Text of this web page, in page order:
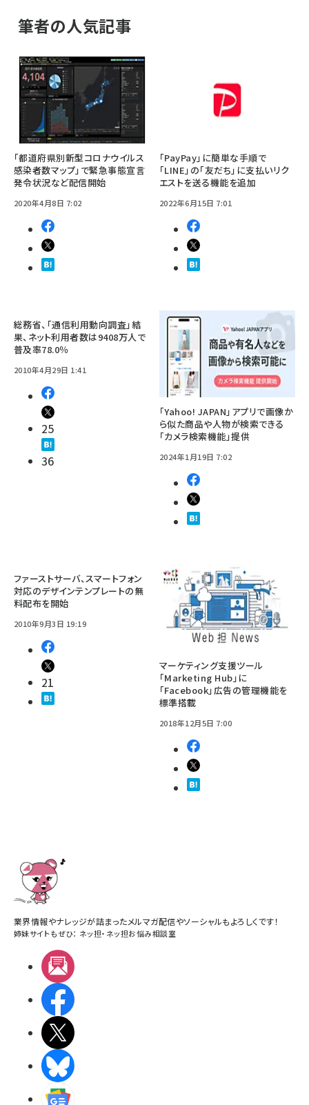
筆者の人気記事
「都道府県別新型コロナウイルス
感染者数マップ」で緊急事態宣言
発令状況など配信開始
2020年4月8日 7:02
「PayPay」に簡単な手順で
「LINE」の「友だち」に支払いリク
エストを送る機能を追加
2022年6月15日 7:01
総務省、「通信利用動向調査」結
果、ネット利用者数は9408万人で
普及率78.0％
2010年4月29日 1:41
25
36
「Yahoo! JAPAN」アプリで画像か
ら似た商品や人物が検索できる
「カメラ検索機能」提供
2024年1月19日 7:02
ファーストサーバ、スマートフォン
対応のデザインテンプレートの無
料配布を開始
2010年9月3日 19:19
21
マーケティング支援ツール
「Marketing Hub」に
「Facebook」広告の管理機能を
標準搭載
2018年12月5日 7:00
業界情報やナレッジが詰まったメルマガ配信やソーシャルもよろしくです！
姉妹サイトもぜひ： ネッ担・ ネッ担お悩み相談室